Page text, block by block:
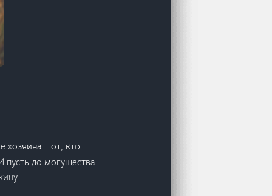
хозяина. Тот, кто
до могущества